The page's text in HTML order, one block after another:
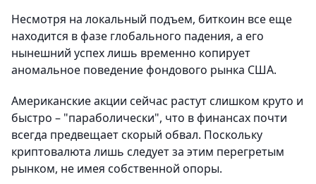
Несмотря на локальный подъем, биткоин все еще
находится в фазе глобального падения, а его
нынешний успех лишь временно копирует
аномальное поведение фондового рынка США.
Американские акции сейчас растут слишком круто и
быстро – "параболически", что в финансах почти
всегда предвещает скорый обвал. Поскольку
криптовалюта лишь следует за этим перегретым
рынком, не имея собственной опоры.